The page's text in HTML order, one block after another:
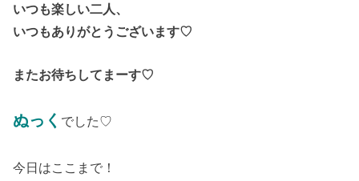
いつも楽しい二人、
いつもありがとうございます♡
またお待ちしてまーす♡
ぬっく でした♡
今日はここまで！